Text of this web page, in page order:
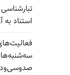
استناد به